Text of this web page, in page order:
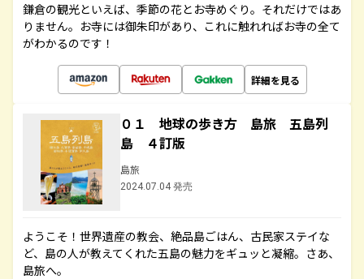
鎌倉の観光といえば、季節の花とお寺めぐり。それだけではあ
りません。お寺には御朱印があり、これに触れればお寺の全て
がわかるのです！
詳細を見る
０１ 地球の歩き方 島旅 五島列
島 ４訂版
島旅
2024.07.04 発売
ようこそ！世界遺産の教会、絶品島ごはん、古民家ステイな
ど、島の人が教えてくれた五島の魅力をギュッと凝縮。さあ、
島旅へ。